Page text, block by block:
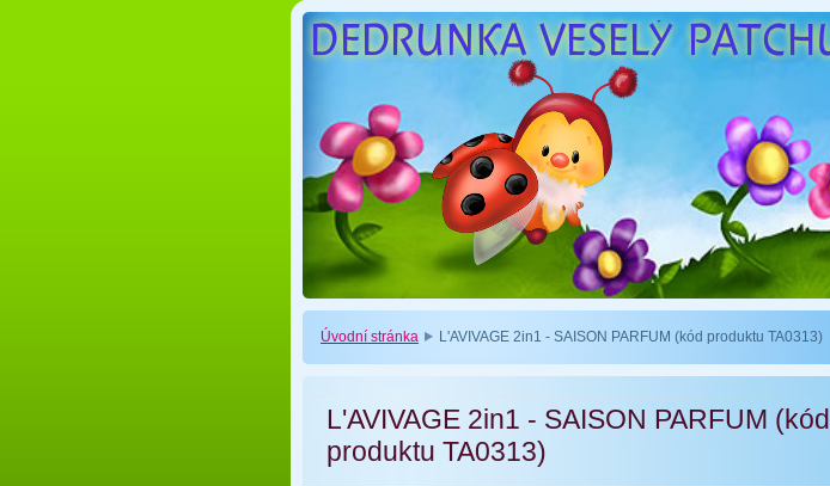
Úvodní stránka L'AVIVAGE 2in1 - SAISON PARFUM (kód produktu TA0313)
L'AVIVAGE 2in1 - SAISON PARFUM (kód
produktu TA0313)